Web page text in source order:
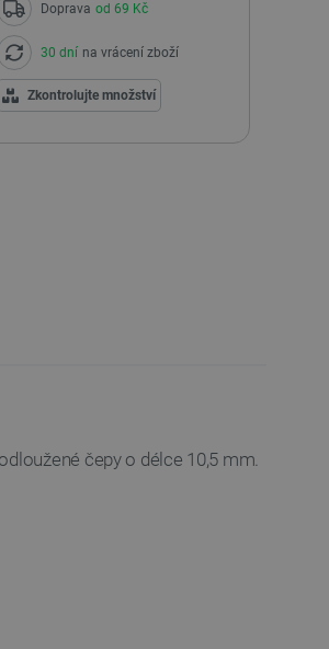
Doprava od 69 Kč
30 dní na vrácení zboží
Zkontrolujte množství
čepy o délce 10,5 mm.